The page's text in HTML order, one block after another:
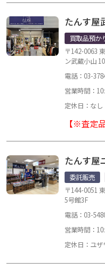
たんす屋
買取品預か
〒142-0063
ン武蔵小山
電話：03-
営業時間：
定休日：なし
【※査定
たんす屋
委託販売
〒144-0051
5号館3F
電話：03-
営業時間：
定休日：ユ